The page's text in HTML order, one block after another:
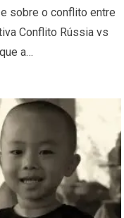
sobre o conflito entre
Conflito Rússia vs
a…